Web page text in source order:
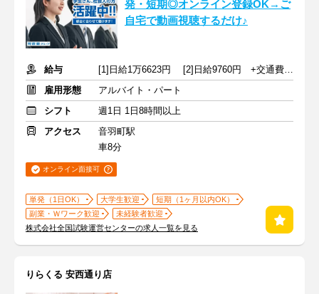
発・短期◎オンライン登録OK→ご
自宅で動画視聴するだけ♪
給与
[1]日給1万6623円 [2]日給9760円 +交通費規定支給
雇用形態
アルバイト・パート
シフト
週1日 1日8時間以上
アクセス
音羽町駅
車8分
オンライン面接可
単発（1日OK） 大学生歓迎
短期（1ヶ月以内OK）
副業・Ｗワーク歓迎
未経験者歓迎
株式会社全国試験運営センターの求人一覧を見る
りらくる 安西通り店